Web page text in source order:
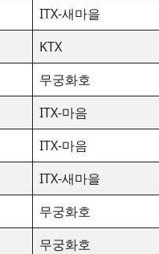
ITX-새마을
KTX
무궁화호
ITX-마음
ITX-마음
ITX-새마을
무궁화호
무궁화호